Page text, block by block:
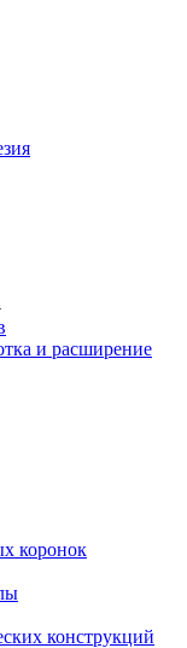
и расширение
коронок
конструкций